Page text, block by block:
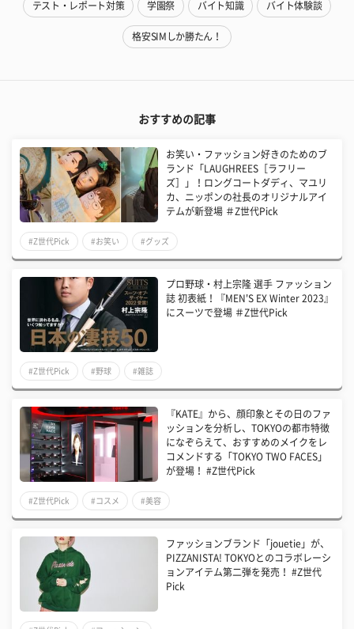
テスト・レポート対策 学園祭 バイト知識 バイト体験談
格安SIMしか勝たん！
おすすめの記事
お笑い・ファッション好きのためのブ
ランド「LAUGHREES［ラフリー
ズ］」！ロングコートダディ、マユリ
カ、ニッポンの社長のオリジナルアイ
テムが新登場 ＃Z世代Pick
#Z世代Pick #お笑い #グッズ
プロ野球・村上宗隆 選手 ファッション
誌 初表紙！『MEN'S EX Winter 2023』
にスーツで登場 ＃Z世代Pick
#Z世代Pick #野球 #雑誌
『KATE』から、顔印象とその日のファ
ッションを分析し、TOKYOの都市特徴
になぞらえて、おすすめのメイクをレ
コメンドする「TOKYO TWO FACES」
が登場！ #Z世代Pick
#Z世代Pick #コスメ #美容
ファッションブランド「jouetie」が、
PIZZANISTA! TOKYOとのコラボレーシ
ョンアイテム第二弾を発売！ #Z世代
Pick